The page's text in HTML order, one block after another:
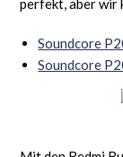
perfekt, aber wir
Soundcore
Soundcore